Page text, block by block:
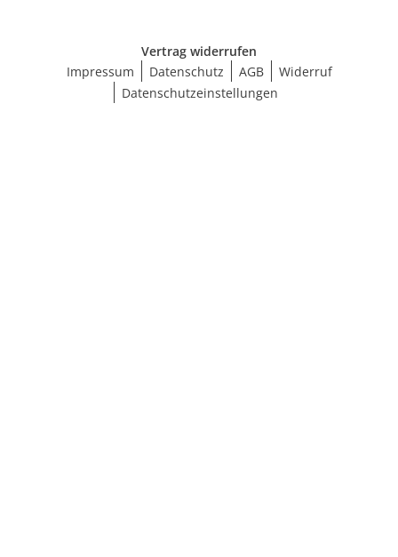
Vertrag widerrufen
Impressum
Datenschutz AGB
Widerruf
Datenschutzeinstellungen